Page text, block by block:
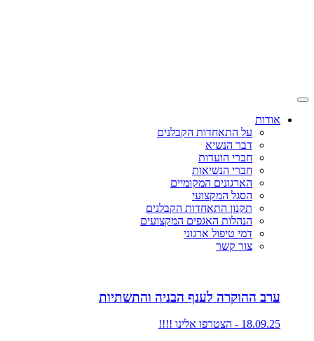
אודות
על התאחדות הקבלנים
דבר הנשיא
חברי הועדות
חברי הנשיאות
הארגונים המקומיים
הסגל המקצועי
תקנון התאחדות הקבלנים
הנהלות האגפים המקצועים
דמי טיפול ארגוני
צור קשר
ערב ההוקרה לענף הבניה והתשתיות
18.09.25 - הצטרפו אלינו !!!!